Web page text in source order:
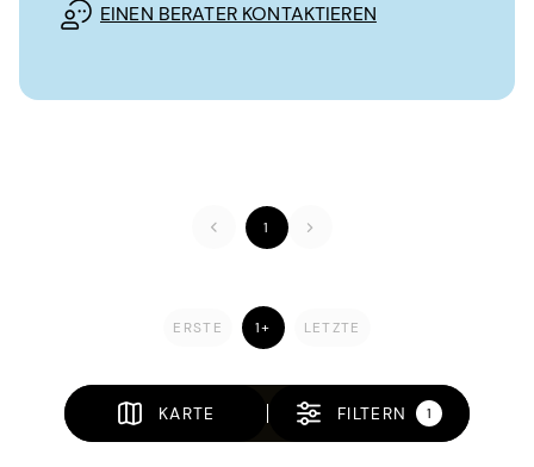
EINEN BERATER KONTAKTIEREN
1
ERSTE 1+ LETZTE
KARTE FILTERN 1